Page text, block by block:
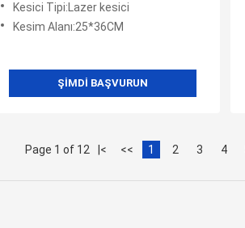
Kesici Tipi:Lazer kesici
Kesim Alanı:25*36CM
ŞIMDI BAŞVURUN
Page 1 of 12 |< << 1 2 3 4